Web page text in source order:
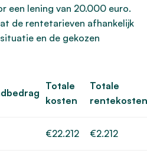
een lening van 20.000 euro.
de rentetarieven afhankelijk
en de gekozen
Totale
kosten
Totale
rentekosten
€22.212 €2.212